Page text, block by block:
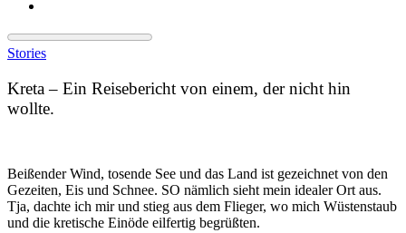
Stories
Kreta – Ein Reisebericht von einem, der nicht hin
wollte.
Beißender Wind, tosende See und das Land ist gezeichnet von den
Gezeiten, Eis und Schnee. SO nämlich sieht mein idealer Ort aus.
Tja, dachte ich mir und stieg aus dem Flieger, wo mich Wüstenstaub
und die kretische Einöde eilfertig begrüßten.